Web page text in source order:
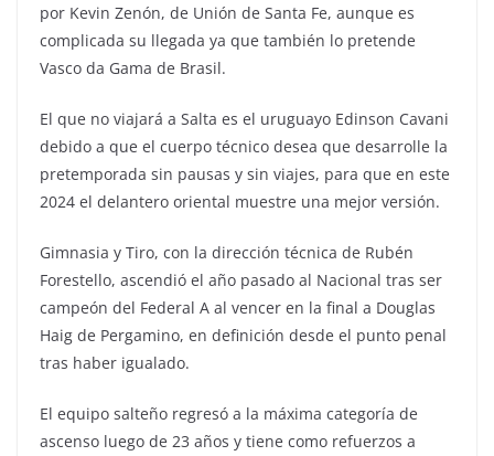
por Kevin Zenón, de Unión de Santa Fe, aunque es
complicada su llegada ya que también lo pretende
Vasco da Gama de Brasil.
El que no viajará a Salta es el uruguayo Edinson Cavani
debido a que el cuerpo técnico desea que desarrolle la
pretemporada sin pausas y sin viajes, para que en este
2024 el delantero oriental muestre una mejor versión.
Gimnasia y Tiro, con la dirección técnica de Rubén
Forestello, ascendió el año pasado al Nacional tras ser
campeón del Federal A al vencer en la final a Douglas
Haig de Pergamino, en definición desde el punto penal
tras haber igualado.
El equipo salteño regresó a la máxima categoría de
ascenso luego de 23 años y tiene como refuerzos a